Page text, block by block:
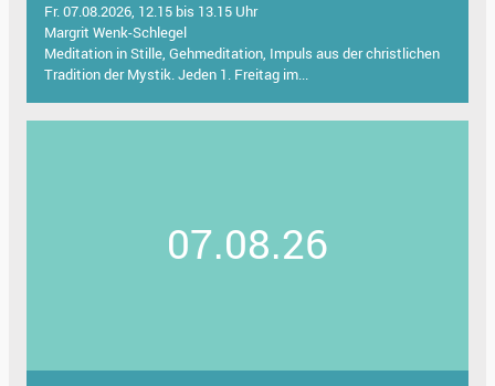
Fr. 07.08.2026, 12.15 bis 13.15 Uhr
Margrit Wenk-Schlegel
Meditation in Stille, Gehmeditation, Impuls aus der christlichen
Tradition der Mystik. Jeden 1. Freitag im...
07.08.26